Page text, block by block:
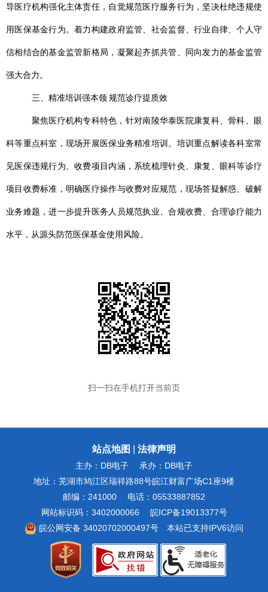
导医疗机构强化主体责任，自觉规范医疗服务行为，坚决杜绝违规使
用医保基金行为。着力构建政府监管、社会监督、行业自律、个人守
信相结合的基金监管新格局，凝聚起齐抓共管、同向发力的基金监管
强大合力。
三、精准培训强本领 规范诊疗提质效
聚焦医疗机构专科特色，针对南陵华泰医院康复科、骨科、眼
科等重点科室，现场开展医保业务精准培训。培训重点解读各科室常
见医保违规行为、收费项目内涵，系统梳理针灸、康复、眼科等诊疗
项目收费标准，明确医疗操作与收费对应规范，现场答疑解惑、破解
业务难题，进一步提升医务人员规范执业、合规收费、合理诊疗能力
水平，从源头防范医保基金使用风险。
扫一扫在手机打开当前页
站点地图 法律声明
主办：DB电子
承办：DB电子
地址：芜湖市鸠江区瑞祥路88号皖江财富广场C1座9楼
邮编：241000
电话：05533887852
网站标识码：3402000066
皖ICP备19013377号
皖公网安备 34020702000497号
本站已支持IPV6访问